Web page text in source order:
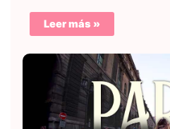
Leer más »